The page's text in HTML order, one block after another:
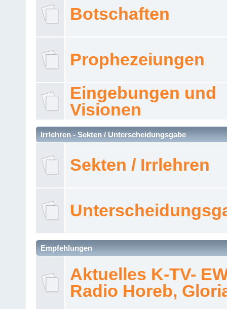
Botschaften
Prophezeiungen
Eingebungen und
Visionen
Irrlehren - Sekten / Unterscheidungsgabe
Sekten / Irrlehren
Empfehlungen
Aktuelles K-TV-
Radio Horeb,